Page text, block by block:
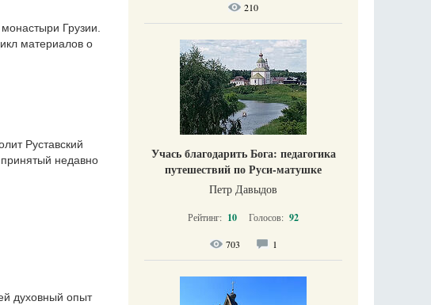
Грузии.
материалов о
Руставский
недавно
духовный опыт
210
Учась благодарить Бога: педагогика
путешествий по Руси-матушке
Петр Давыдов
Рейтинг: 10 Голосов: 92
703 1